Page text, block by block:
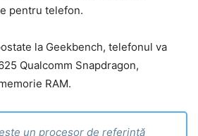
pentru telefon.
la Geekbench, telefonul va
Qualcomm Snapdragon,
RAM.
un procesor de referință